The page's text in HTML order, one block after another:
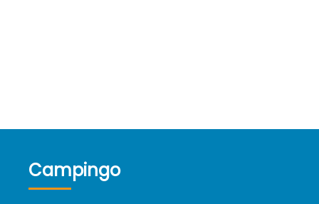
Campingo